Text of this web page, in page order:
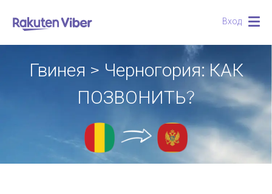
Вход
Гвинея > Черногория: КАК
ПОЗВОНИТЬ?